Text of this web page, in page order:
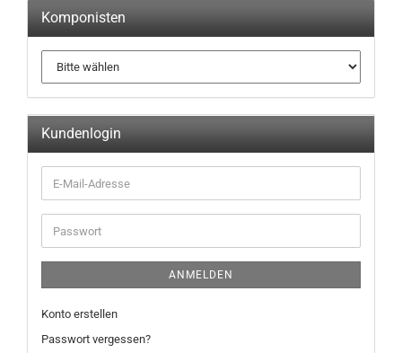
Komponisten
Kundenlogin
ANMELDEN
Konto erstellen
Passwort vergessen?